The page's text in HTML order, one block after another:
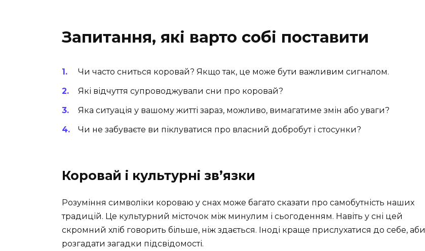
Запитання, які варто собі поставити
Чи часто сниться коровай? Якщо так, це може бути важливим сигналом.
Які відчуття супроводжували сни про коровай?
Яка ситуація у вашому житті зараз, можливо, вимагатиме змін або уваги?
Чи не забуваєте ви піклуватися про власний добробут і стосунки?
Коровай і культурні зв’язки
Розуміння символіки короваю у снах може багато сказати про самобутність наших
традицій. Це культурний місточок між минулим і сьогоденням. Навіть у сні цей
скромний хліб говорить більше, ніж здається. Іноді краще прислухатися до себе, аби
розгадати загадки підсвідомості.